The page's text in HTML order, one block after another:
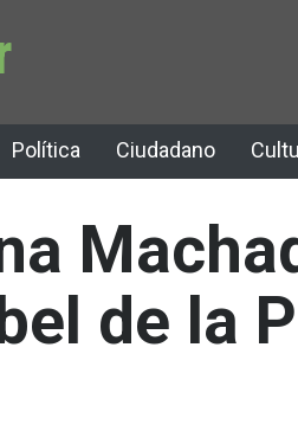
Política Ciudadano
de la